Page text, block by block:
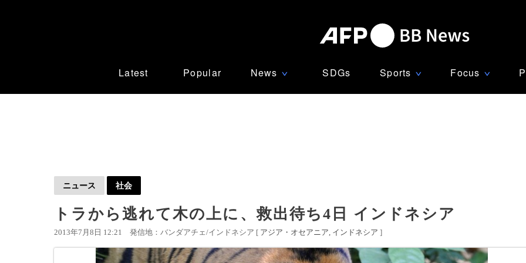
Latest Popular News ∨ SDGs Sports ∨ Focus ∨
ニュース 社会
トラから逃れて木の上に、救出待ち4日 インドネシア
2013年7月8日 12:21 発信地：バンダアチェ/インドネシア [ アジア・オセアニア インドネシア ]